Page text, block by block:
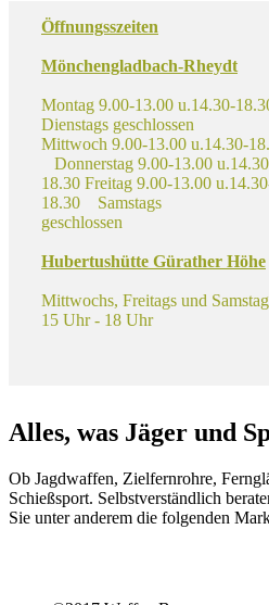
Öffnungsszeiten
Mönchengladbach-Rheydt
Montag 9.00-13.00 u.14.30-
Dienstags geschlossen
Mittwoch 9.00-13.00 u.14.30-
Donnerstag 9.00-13.00
18.30 Freitag 9.00-13.00
18.30 Samstags
geschlossen
Hubertushütte Gürather Höhe
Mittwochs, Freitags und
15 Uhr - 18 Uhr
Alles, was Jäger und
Ob Jagdwaffen, Zielfernrohre,
Schießsport. Selbstverständlich
Sie unter anderem die folgenden